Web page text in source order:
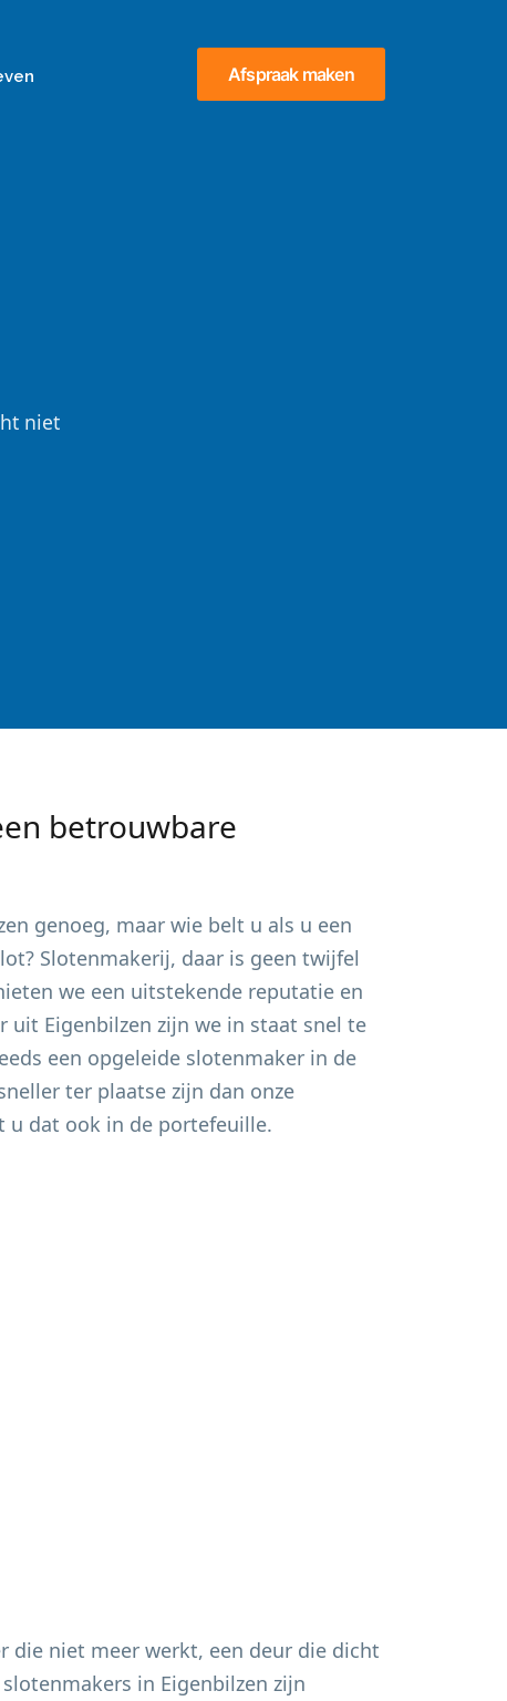
Afspraak maken
niet
betrouwbare
genoeg, maar wie belt u als u een
Slotenmakerij, daar is geen twijfel
we een uitstekende reputatie en
uit Eigenbilzen zijn we in staat snel te
een opgeleide slotenmaker in de
ter plaatse zijn dan onze
u dat ook in de portefeuille.
die niet meer werkt, een deur die dicht
in Eigenbilzen zijn